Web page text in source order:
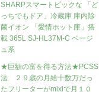
SHARPスマートビックな 「ど
っちでもドア」冷蔵庫 庫内除
菌イオン 「愛情ホット庫」搭
載 365L SJ-HL37M-C ベージ
ュ系
★巨額の富を得る方法★PCSS
法 ２９歳の月給十数万だっ
たフリーターがmixiで月１０